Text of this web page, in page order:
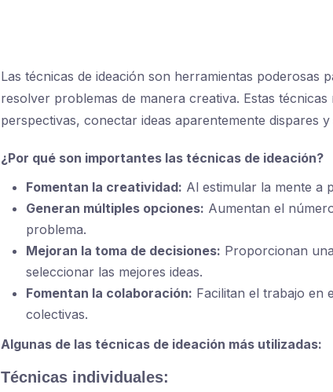
Las técnicas de ideación son herramientas poderosas
resolver problemas de manera creativa. Estas
perspectivas, conectar ideas aparentemente dispares
¿Por qué son importantes las técnicas de ideación?
Fomentan la creatividad: Al estimular la mente a
Generan múltiples opciones: Aumentan el
problema.
Mejoran la toma de decisiones: Proporcionan
seleccionar las mejores ideas.
Fomentan la colaboración: Facilitan el trabajo en
colectivas.
Algunas de las técnicas de ideación más utilizadas:
Técnicas individuales: